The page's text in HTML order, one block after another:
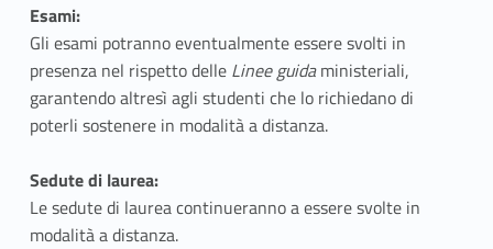
Esami:
Gli esami potranno eventualmente essere svolti in
presenza nel rispetto delle Linee guidaministeriali,
garantendo altresì agli studenti che lo richiedano di
poterli sostenere in modalità a distanza.
Sedute di laurea:
Le sedute di laurea continueranno a essere svolte in
modalità a distanza.